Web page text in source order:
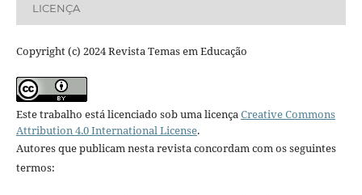
LICENÇA
Copyright (c) 2024 Revista Temas em Educação
Este trabalho está licenciado sob uma licençaCreative Commons
Attribution 4.0 International License.
Autores que publicam nesta revista concordam com os seguintes
termos: